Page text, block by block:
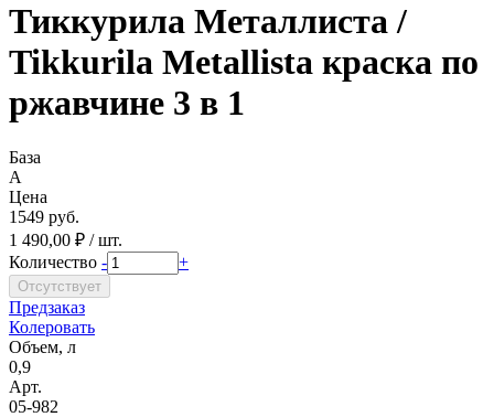
Тиккурила Металлиста /
Tikkurila Metallista краска по
ржавчине 3 в 1
База
A
Цена
1549 руб.
1 490,00 ₽ / шт.
Количество - +
Предзаказ
Колеровать
Объем, л
0,9
Арт.
05-982